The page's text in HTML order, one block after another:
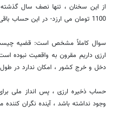
از این سخنان ، تنها نصف سال
1100 تومان می ارزد- در این حساب باقی نمانده است !
ارزی داریم مقرون به واقعیت نبوده
دخل و خرج کشور ، امکان ندارد در
حساب ذخیره ارزی ، پس انداز ملی
وجود نداشته باشد ، آینده نگران